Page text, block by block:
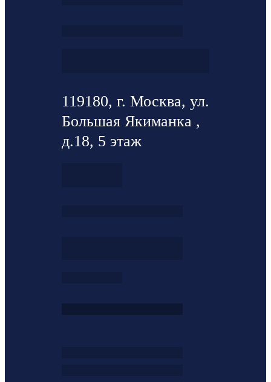
119180, г. Москва, ул.
Большая Якиманка ,
д.18, 5 этаж